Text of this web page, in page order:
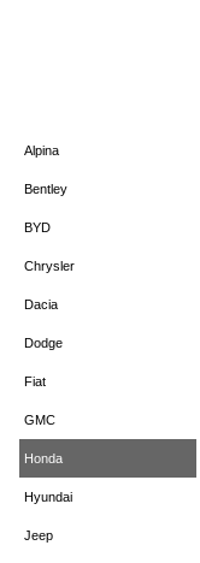
Alpina
Bentley
BYD
Chrysler
Dacia
Dodge
Fiat
GMC
Honda
Hyundai
Jeep